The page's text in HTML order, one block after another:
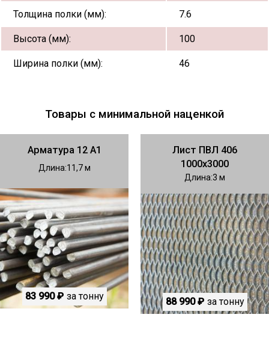
Толщина полки (мм): 7.6
Высота (мм): 100
Ширина полки (мм): 46
Товары с минимальной наценкой
Арматура 12 А1
Длина 11,7
83 990 ₽ за тонну
Лист ПВЛ 406
1000х3000
Длина 3
88 990 ₽ за тонну